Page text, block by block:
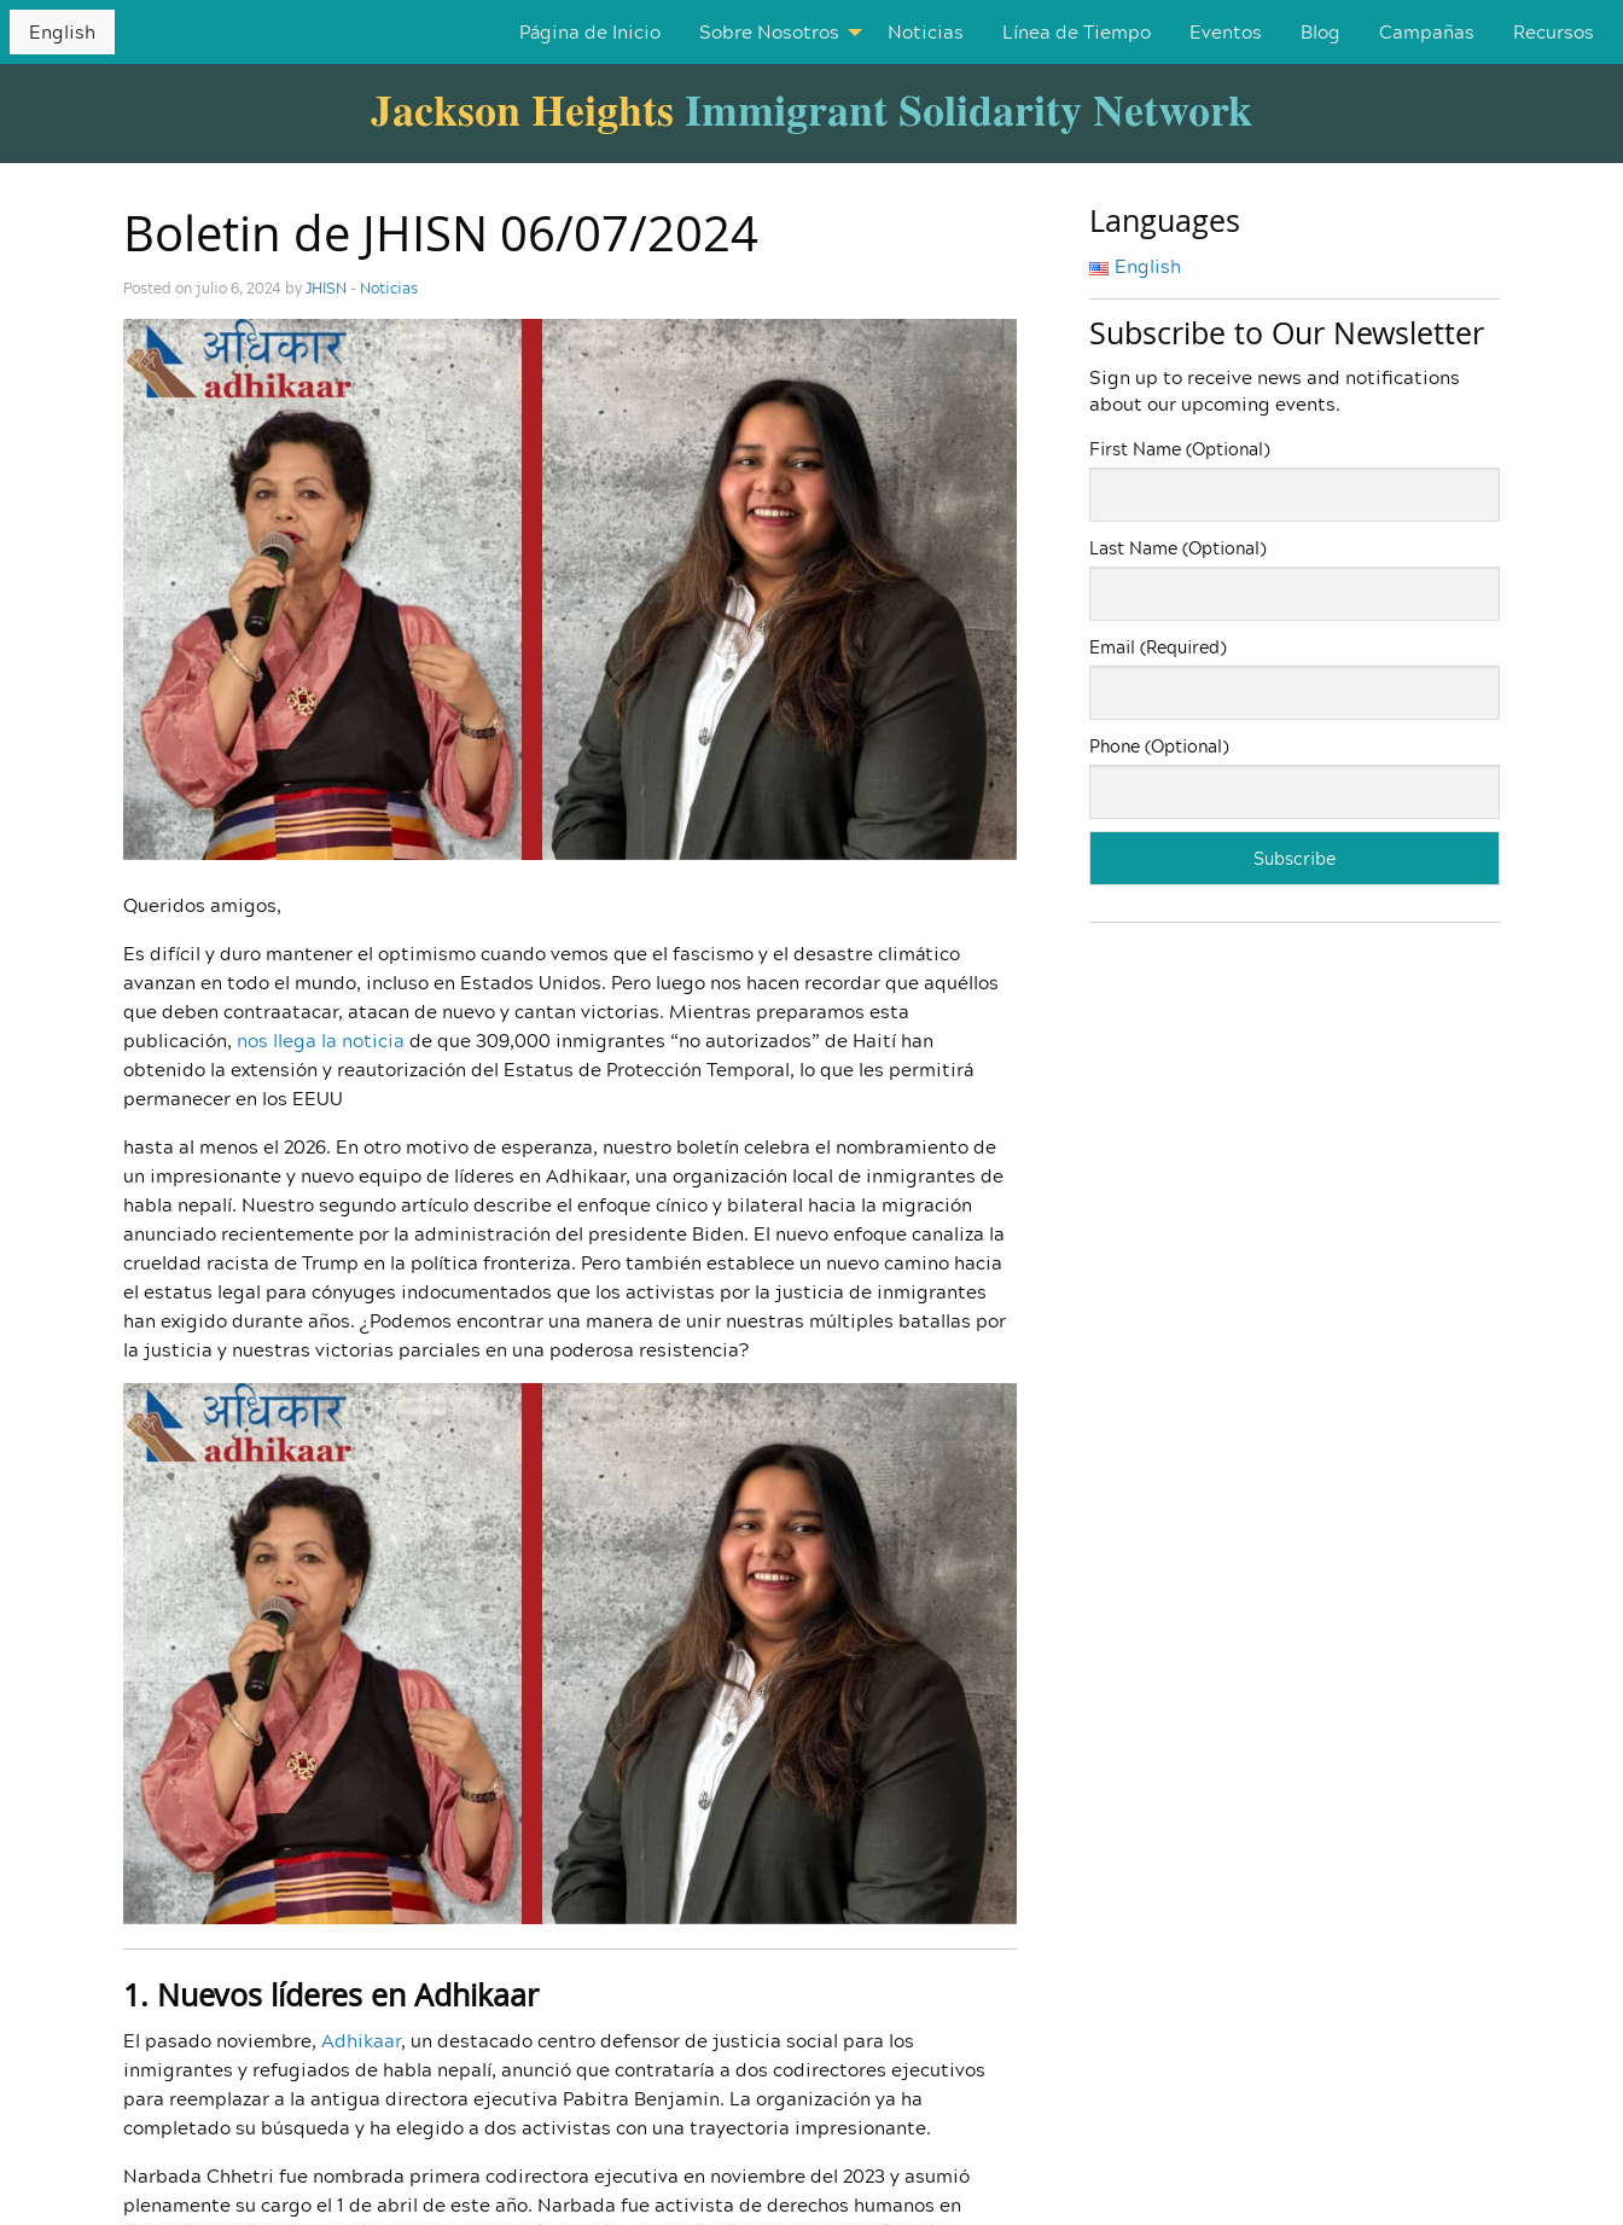
English Página de Inicio Sobre Nosotros Noticias Línea de Tiempo Eventos Blog Campañas Recursos
Jackson Heights Immigrant Solidarity Network
Boletin de JHISN 06/07/2024
Posted on julio 6, 2024 byJHISN - Noticias
Queridos amigos,
Es difícil y duro mantener el optimismo cuando vemos que el fascismo y el desastre climático
avanzan en todo el mundo, incluso en Estados Unidos. Pero luego nos hacen recordar que aquéllos
que deben contraatacar, atacan de nuevo y cantan victorias. Mientras preparamos esta
publicación, nos llega la noticia de que 309,000 inmigrantes “no autorizados” de Haití han
obtenido la extensión y reautorización del Estatus de Protección Temporal, lo que les permitirá
permanecer en los EEUU
hasta al menos el 2026. En otro motivo de esperanza, nuestro boletín celebra el nombramiento de
un impresionante y nuevo equipo de líderes en Adhikaar, una organización local de inmigrantes de
habla nepalí. Nuestro segundo artículo describe el enfoque cínico y bilateral hacia la migración
anunciado recientemente por la administración del presidente Biden. El nuevo enfoque canaliza la
crueldad racista de Trump en la política fronteriza. Pero también establece un nuevo camino hacia
el estatus legal para cónyuges indocumentados que los activistas por la justicia de inmigrantes
han exigido durante años. ¿Podemos encontrar una manera de unir nuestras múltiples batallas por
la justicia y nuestras victorias parciales en una poderosa resistencia?
1. Nuevos líderes en Adhikaar
El pasado noviembre, Adhikaar, un destacado centro defensor de justicia social para los
inmigrantes y refugiados de habla nepalí, anunció que contrataría a dos codirectores ejecutivos
para reemplazar a la antigua directora ejecutiva Pabitra Benjamin. La organización ya ha
completado su búsqueda y ha elegido a dos activistas con una trayectoria impresionante.
Narbada Chhetri fue nombrada primera codirectora ejecutiva en noviembre del 2023 y asumió
plenamente su cargo el 1 de abril de este año. Narbada fue activista de derechos humanos en
Languages
English
Subscribe to Our Newsletter
Sign up to receive news and notifications
about our upcoming events.
First Name (Optional)
Last Name (Optional)
Email (Required)
Phone (Optional)